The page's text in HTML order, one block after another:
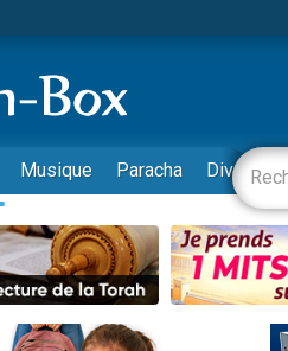
Vacances Pour les Enfants
dans un appartement insalubre
Musique Paracha